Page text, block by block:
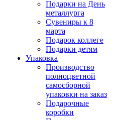
Подарки на День
металлурга
Сувениры к 8
марта
Подарок коллеге
Подарки детям
Упаковка
Производство
полноцветной
самосборной
упаковки на заказ
Подарочные
коробки